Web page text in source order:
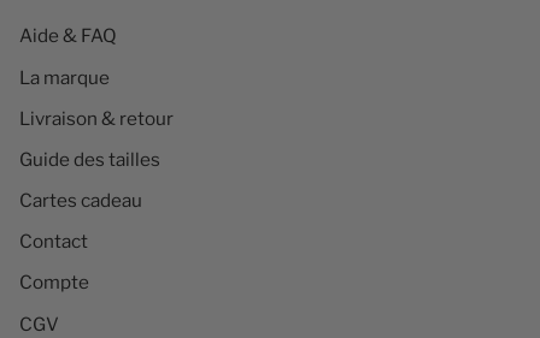
Aide & FAQ
La marque
Livraison & retour
Guide des tailles
Cartes cadeau
Contact
Compte
CGV